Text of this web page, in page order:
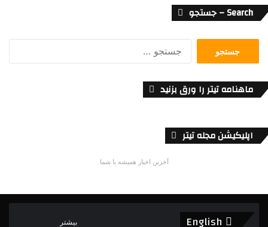
Search – جستجو
برای:
ماهنامه تیتر را ورق بزنید
اپلیکیشن مجله تیتر
آخرین اخبار همیشه با شما
بیشتر